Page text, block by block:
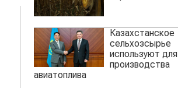
Казахстанское
сельхозсырье
используют для
производства
авиатоплива